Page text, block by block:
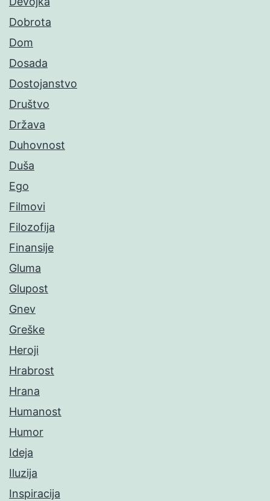
Dobrota
Dom
Dosada
Dostojanstvo
Društvo
Država
Duhovnost
Duša
Ego
Filmovi
Filozofija
Finansije
Gluma
Glupost
Gnev
Greške
Heroji
Hrabrost
Hrana
Humanost
Humor
Ideja
Iluzija
Inspiracija